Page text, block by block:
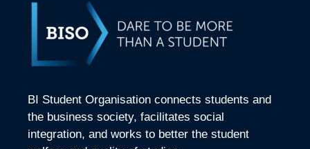
BI Student Organisation connects students and
the business society, facilitates social
integration, and works to better the student